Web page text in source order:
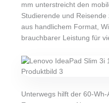
mm unterstreicht den
Studierende und
aus handlichem Format,
brauchbarer Leistung für
Unterwegs hilft der 60-